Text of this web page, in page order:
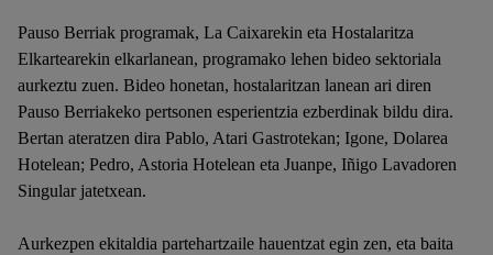
Pauso Berriak programak, La Caixarekin eta Hostalaritza
Elkartearekin elkarlanean, programako lehen bideo sektoriala
aurkeztu zuen. Bideo honetan, hostalaritzan lanean ari diren
Pauso Berriakeko pertsonen esperientzia ezberdinak bildu dira.
Bertan ateratzen dira Pablo, Atari Gastrotekan; Igone, Dolarea
Hotelean; Pedro, Astoria Hotelean eta Juanpe, Iñigo Lavadoren
Singular jatetxean.
Aurkezpen ekitaldia partehartzaile hauentzat egin zen, eta baita